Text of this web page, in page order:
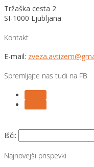
Tržaška cesta 2
SI-1000 Ljubljana
Kontakt
E-mail:
Spremljajte nas tudi na FB
Išči:
Najnovejši prispevki